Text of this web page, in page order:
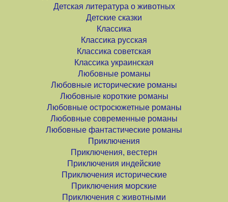
Детская литература о животных
Детские сказки
Классика
Классика русская
Классика советская
Классика украинская
Любовные романы
Любовные исторические романы
Любовные короткие романы
Любовные остросюжетные романы
Любовные современные романы
Любовные фантастические романы
Приключения
Приключения, вестерн
Приключения индейские
Приключения исторические
Приключения морские
Приключения с животными